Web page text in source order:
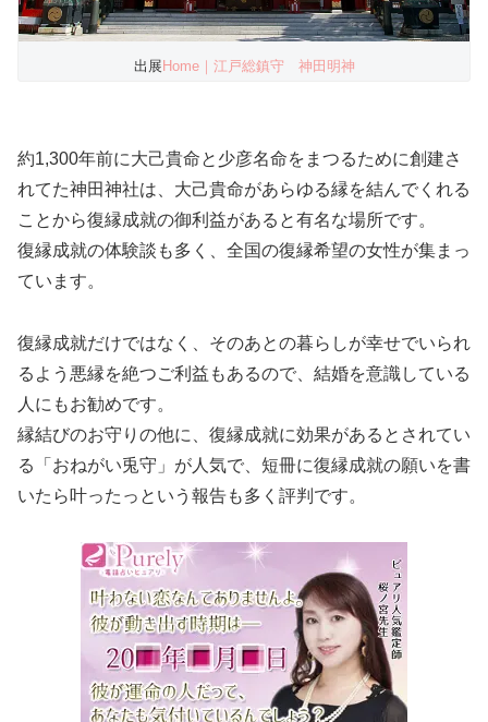
出展 Home｜江戸総鎮守 神田明神
約1,300年前に大己貴命と少彦名命をまつるために創建さ
れてた神田神社は、大己貴命があらゆる縁を結んでくれる
ことから復縁成就の御利益があると有名な場所です。
復縁成就の体験談も多く、全国の復縁希望の女性が集まっ
ています。
復縁成就だけではなく、そのあとの暮らしが幸せでいられ
るよう悪縁を絶つご利益もあるので、結婚を意識している
人にもお勧めです。
縁結びのお守りの他に、復縁成就に効果があるとされてい
る「おねがい兎守」が人気で、短冊に復縁成就の願いを書
いたら叶ったっという報告も多く評判です。